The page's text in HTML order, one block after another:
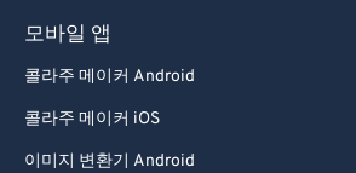
모바일 앱
콜라주 메이커 Android
콜라주 메이커 iOS
이미지 변환기 Android